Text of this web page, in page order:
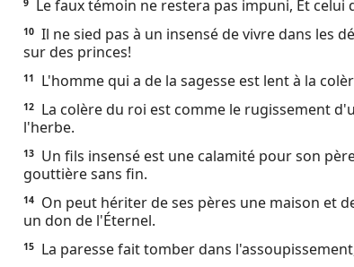
9 Le faux témoin ne restera pas impuni, Et
10 Il ne sied pas à un insensé de vivre dans les
sur des princes!
11 L'homme qui a de la sagesse est lent à la
12
La colère du roi est comme le rugissement
l'herbe.
13
Un fils insensé est une calamité pour son
gouttière sans fin.
14
On peut hériter de ses pères une maison et
un don de l'Éternel.
15 La paresse fait tomber dans